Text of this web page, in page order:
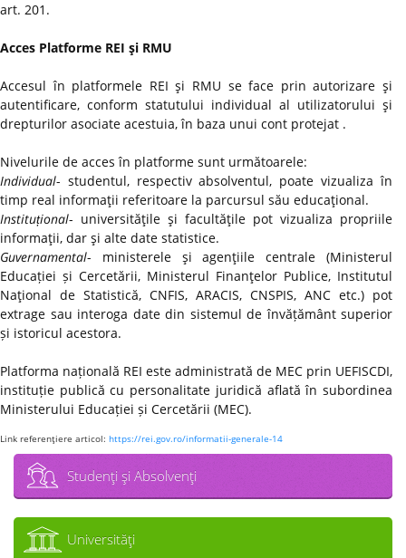
art. 201.
Acces Platforme REI şi RMU
Accesul în platformele REI şi RMU se face prin autorizare şi
autentificare, conform statutului individual al utilizatorului şi
drepturilor asociate acestuia, în baza unui cont protejat .
Nivelurile de acces în platforme sunt următoarele:
Individual- studentul, respectiv absolventul, poate vizualiza în
timp real informaţii referitoare la parcursul său educaţional.
Instituțional- universităţile şi facultăţile pot vizualiza propriile
informaţii, dar şi alte date statistice.
Guvernamental- ministerele şi agenţiile centrale (Ministerul
Educației și Cercetării, Ministerul Finanţelor Publice, Institutul
Naţional de Statistică, CNFIS, ARACIS, CNSPIS, ANC etc.) pot
extrage sau interoga date din sistemul de învățământ superior
și istoricul acestora.
Platforma națională REI este administrată de MEC prin UEFISCDI,
instituție publică cu personalitate juridică aflată în subordinea
Ministerului Educației și Cercetării (MEC).
Link referenţiere articol: https://rei.gov.ro/informatii-generale-14
Studenţi şi Absolvenţi
Universităţi